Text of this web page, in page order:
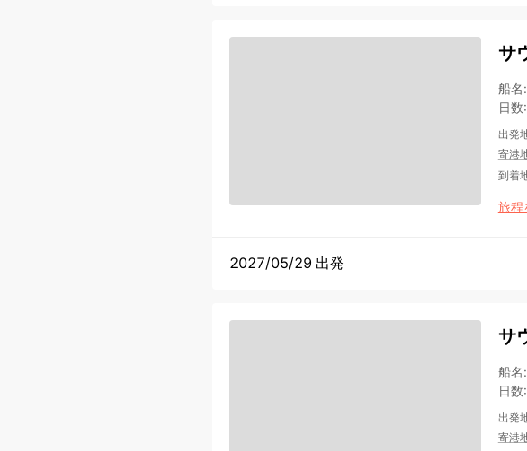
サ
船名:
日数:
出発
寄港
到着
旅程
2027/05/29 出発
サ
船名:
日数:
出発
寄港